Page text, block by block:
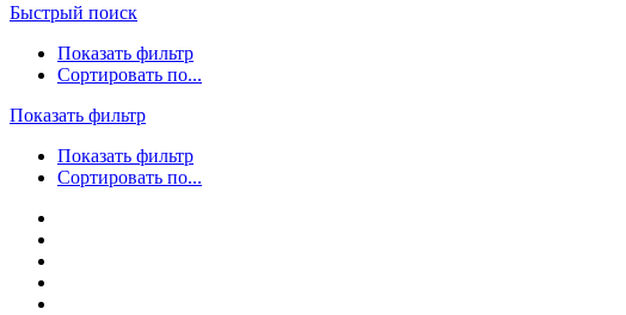
Быстрый поиск
Показать фильтр
Сортировать по...
Показать фильтр
Показать фильтр
Сортировать по...